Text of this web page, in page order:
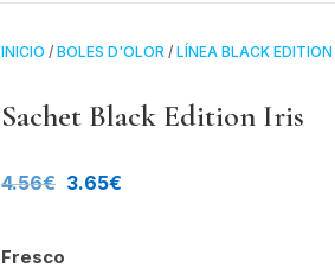
INICIO /BOLES D'OLOR /LÍNEA BLACK EDITION
Sachet Black Edition Iris
4.56€ El
3.65€
Fresco